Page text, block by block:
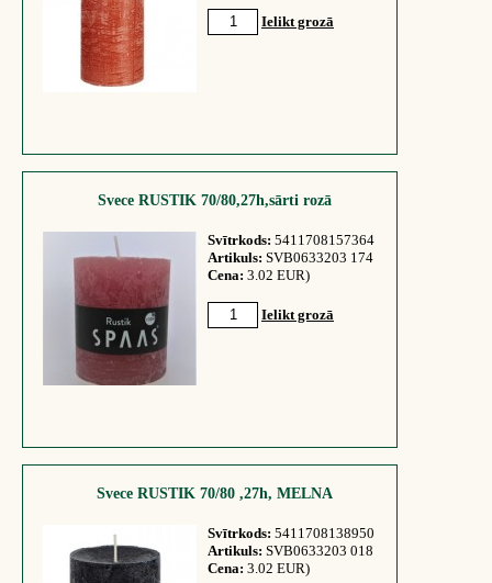
Ielikt grozā
Svece RUSTIK 70/80,27h,sārti rozā
Svītrkods: 5411708157364
Artikuls: SVB0633203 174
Cena: 3.02 EUR)
Ielikt grozā
Svece RUSTIK 70/80 ,27h, MELNA
Svītrkods: 5411708138950
Artikuls: SVB0633203 018
Cena: 3.02 EUR)